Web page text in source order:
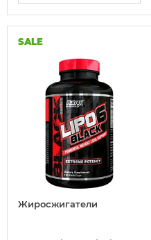
Жиросжигатели
SALE